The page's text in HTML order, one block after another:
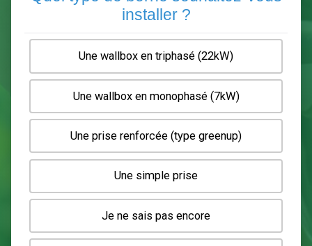
2 3 6
Quel type de borne souhaitez-
installer ?
Une wallbox en triphasé (22kW)
Une wallbox en monophasé (7kW)